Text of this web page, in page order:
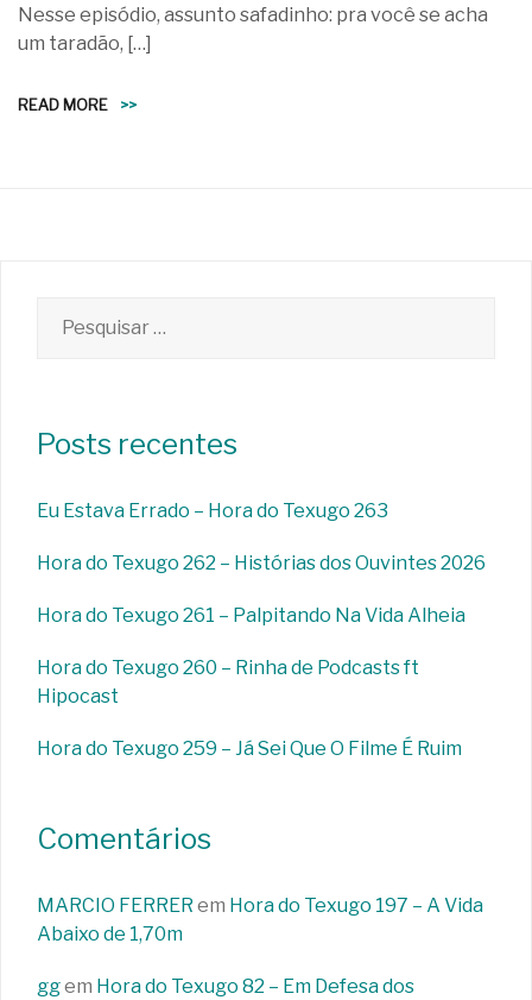
Nesse episódio, assunto safadinho: pra você se acha
um taradão, […]
READ MORE >>
por:
Posts recentes
Eu Estava Errado – Hora do Texugo 263
Hora do Texugo 262 – Histórias dos Ouvintes 2026
Hora do Texugo 261 – Palpitando Na Vida Alheia
Hora do Texugo 260 – Rinha de Podcasts ft
Hipocast
Hora do Texugo 259 – Já Sei Que O Filme É Ruim
Comentários
MARCIO FERRER em Hora do Texugo 197 – A Vida
Abaixo de 1,70m
ggem Hora do Texugo 82 – Em Defesa dos